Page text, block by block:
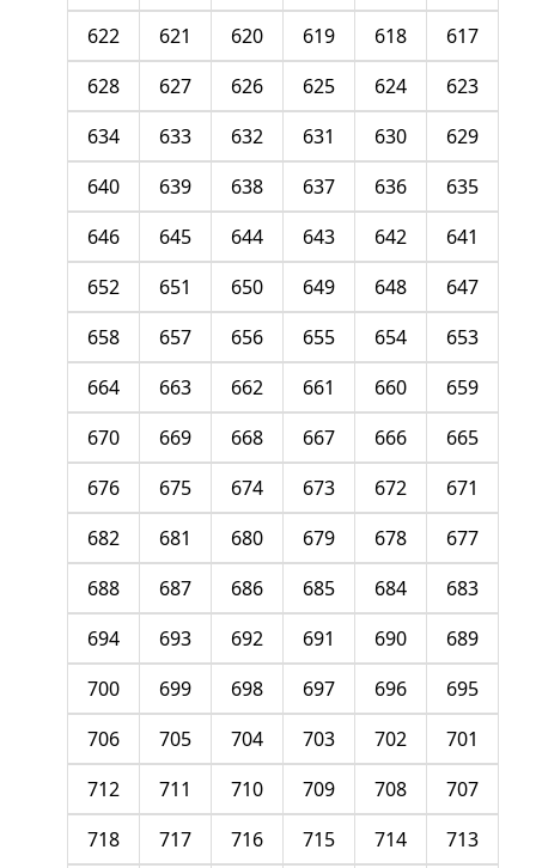
617
618
619
620
621
622
623
624
625
626
627
628
629
630
631
632
633
634
635
636
637
638
639
640
641
642
643
644
645
646
647
648
649
650
651
652
653
654
655
656
657
658
659
660
661
662
663
664
665
666
667
668
669
670
671
672
673
674
675
676
677
678
679
680
681
682
683
684
685
686
687
688
689
690
691
692
693
694
695
696
697
698
699
700
701
702
703
704
705
706
707
708
709
710
711
712
713
714
715
716
717
718